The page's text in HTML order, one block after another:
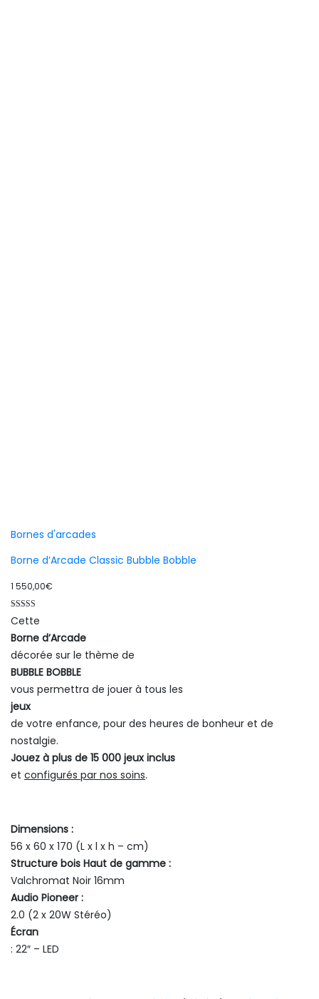
Bornes d'arcades
Borne d’Arcade Classic Bubble Bobble
1 550,00€
Note
5.00
sur 5
Cette
Borne d’Arcade
décorée sur le thème de
BUBBLE BOBBLE
vous permettra de jouer à tous les
jeux
de votre enfance, pour des heures de bonheur et de
nostalgie.
Jouez à plus de 15 000 jeux inclus
et configurés par nos soins.
Dimensions :
56 x 60 x 170 (L x l x h – cm)
Structure bois Haut de gamme :
Valchromat Noir 16mm
Audio Pioneer :
2.0 (2 x 20W Stéréo)
Écran
: 22″ – LED